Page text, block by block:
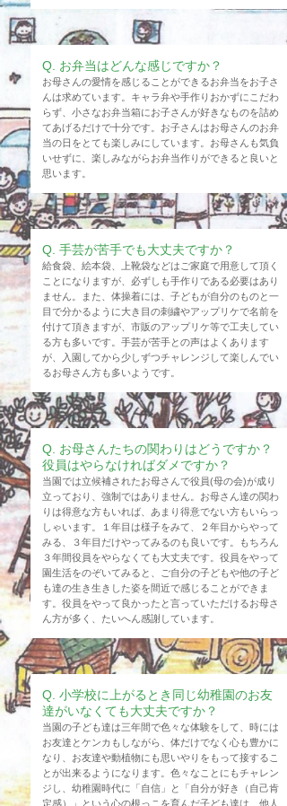
​Q. お弁当はどんな感じですか？
お母さんの愛情を感じることができるお弁当をお子さ
んは求めています。キャラ弁や手作りおかずにこだわ
らず、小さなお弁当箱にお子さんが好きなものを詰め
てあげるだけで十分です。お子さんはお母さんのお弁
当の日をとても楽しみにしています。お母さんも気負
いせずに、楽しみながらお弁当作りができると良いと
思います。
​Q. 手芸が苦手でも大丈夫ですか？
給食袋、絵本袋、上靴袋などはご家庭で用意して頂く
ことになりますが、必ずしも手作りである必要はあり
ません。また、体操着には、子どもが自分のものと一
目で分かるように大き目の刺繍やアップリケで名前を
付けて頂きますが、市販のアップリケ等で工夫してい
る方も多いです 。手芸が苦手との声はよくあります
が、入園してから少しずつチャレンジして楽しんでい
るお母さん方も多いようです。
​Q. お母さんたちの関わりはどうですか？
役員はやらなければダメですか？
当園では立候補されたお母さんで役員(母の会)が成り
立っており、強制ではありません。お母さん達の関わ
りは得意な方もいれば、あまり得意でない方もいらっ
しゃいます。１年目は様子をみて、２年目からやって
みる、
３年目だけやってみるのも良いです。もちろん
３年間役員をやらなくても大丈夫です。役員をやって
園生活をのぞいてみると、ご自分の子どもや他の子ど
も達の生き生きした姿を間近で感じることができま
す。役員をやって良かったと言っていただけるお母さ
ん方が多く、たいへん感謝しています。
​Q. 小学校に上がるとき同じ幼稚園のお友
達がいなくても大丈夫ですか？
当園の子ども達は三年間で色々な体験をして、時には
お友達とケンカもしながら、体だけでなく心も豊かに
なり、お友達や動植物にも思いやりをもって接するこ
とが出来るようになります。色々なことにもチャレン
ジし、幼稚園時代に「自信」と「自分が好き（自己肯
定感）」という心の根っこを育んだ子ども達は、他人